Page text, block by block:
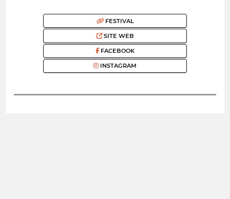
FESTIVAL
SITE WEB
FACEBOOK
INSTAGRAM